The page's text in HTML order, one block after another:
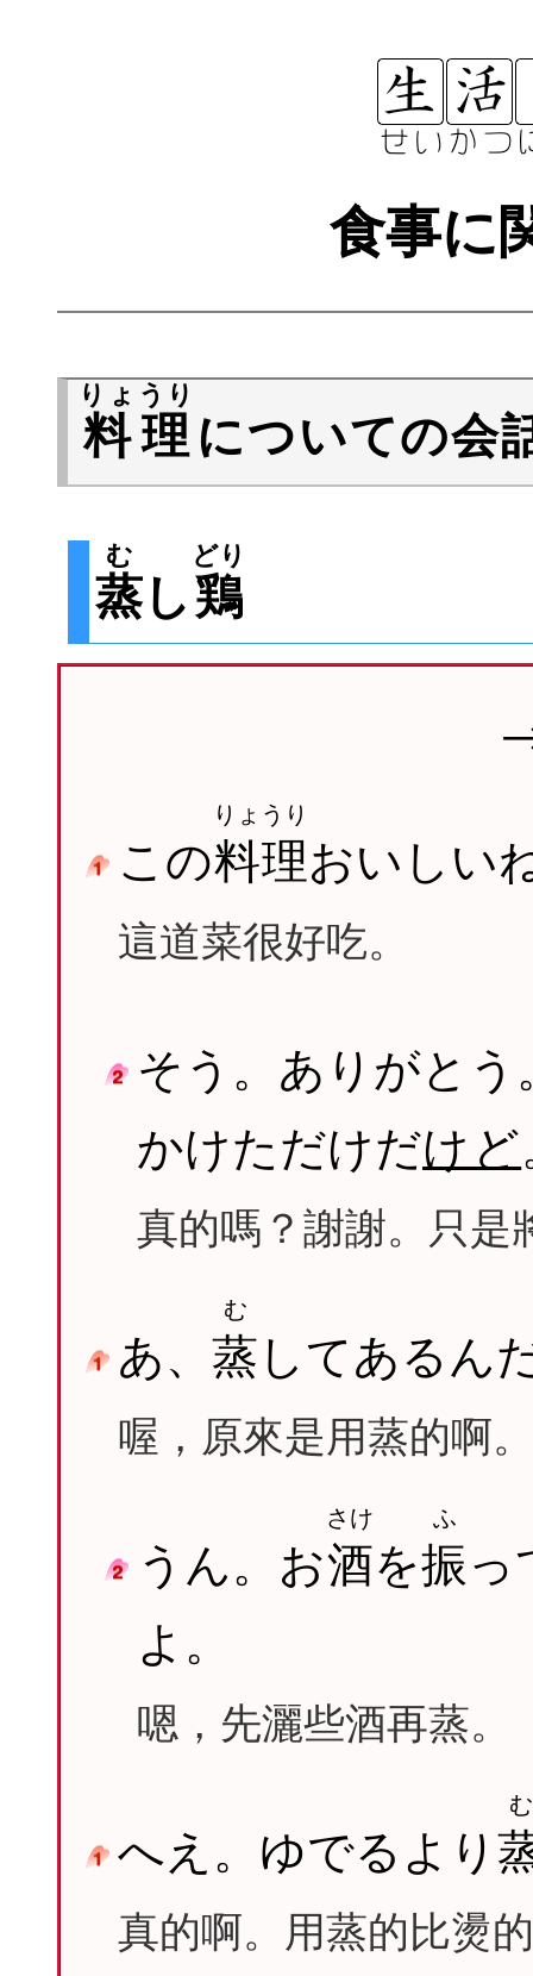
食事に
料理
りょうり
についての会
蒸
む
し 鶏
どり
この料理
りょうり
おいしい
這道菜很好吃。
そう。ありがとう
かけただけだけど
真的嗎？謝謝。只是
あ、 蒸
む
してあるん
喔，原來是用蒸的啊
うん。お酒
さけ
を振
ふ
っ
よ。
嗯，先灑些酒再蒸。
へえ。ゆでるより
む
真的啊。用蒸的比燙